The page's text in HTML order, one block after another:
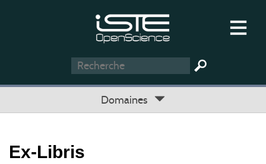
Domaines
Ex-Libris